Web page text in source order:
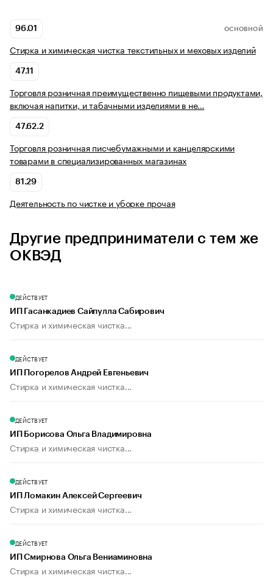
96.01 ОСНОВНОЙ
Стирка и химическая чистка текстильных и меховых изделий
47.11
Торговля розничная преимущественно пищевыми продуктами,
включая напитки, и табачными изделиями в не…
47.62.2
Торговля розничная писчебумажными и канцелярскими
товарами в специализированных магазинах
81.29
Деятельность по чистке и уборке прочая
Другие предприниматели с тем же
ОКВЭД
ДЕЙСТВУЕТ
ИП Гасанкадиев Сайпулла Сабирович
Стирка и химическая чистка...
ДЕЙСТВУЕТ
ИП Погорелов Андрей Евгеньевич
Стирка и химическая чистка...
ДЕЙСТВУЕТ
ИП Борисова Ольга Владимировна
Стирка и химическая чистка...
ДЕЙСТВУЕТ
ИП Ломакин Алексей Сергеевич
Стирка и химическая чистка...
ДЕЙСТВУЕТ
ИП Смирнова Ольга Вениаминовна
Стирка и химическая чистка...